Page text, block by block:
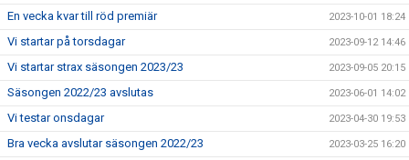
En vecka kvar till röd premiär 2023-10-01 18:24
Vi startar på torsdagar 2023-09-12 14:46
Vi startar strax säsongen 2023/23 2023-09-05 20:15
Säsongen 2022/23 avslutas 2023-06-01 14:02
Vi testar onsdagar 2023-04-30 19:53
Bra vecka avslutar säsongen 2022/23 2023-03-25 16:20